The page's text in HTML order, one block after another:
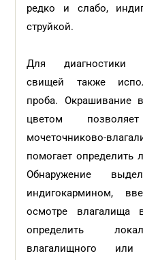
редко и слабо,
струйкой.
Для диагностики
свищей также
проба. Окрашивание
цветом
мочеточниково-
помогает определить
Обнаружение
индигокармином,
осмотре влагалища
определить
влагалищного или